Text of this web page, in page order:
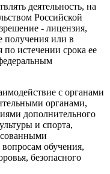
деятельность, на
Российской
- лицензия,
получения или в
истечении срока ее
с органами
органами,
дополнительного
и спорта,
обучения,
безопасного